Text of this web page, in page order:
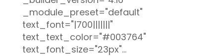
_module_preset="default"
text_font="|700|||||||"
text_text_color="#003764"
text_font_size="23px"...